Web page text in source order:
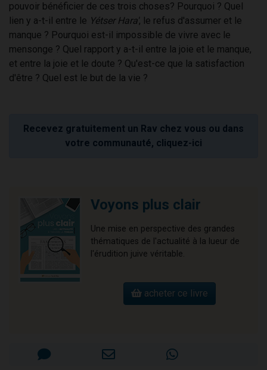
pouvoir bénéficier de ces trois choses? Pourquoi ? Quel
lien y a-t-il entre le Yétser Hara', le refus d'assumer et le
manque ? Pourquoi est-il impossible de vivre avec le
mensonge ? Quel rapport y a-t-il entre la joie et le manque,
et entre la joie et le doute ? Qu'est-ce que la satisfaction
d'être ? Quel est le but de la vie ?
Recevez gratuitement un Rav chez vous ou dans
votre communauté, cliquez-ici
Voyons plus clair
Une mise en perspective des grandes
thématiques de l'actualité à la lueur de
l'érudition juive véritable.
acheter ce livre